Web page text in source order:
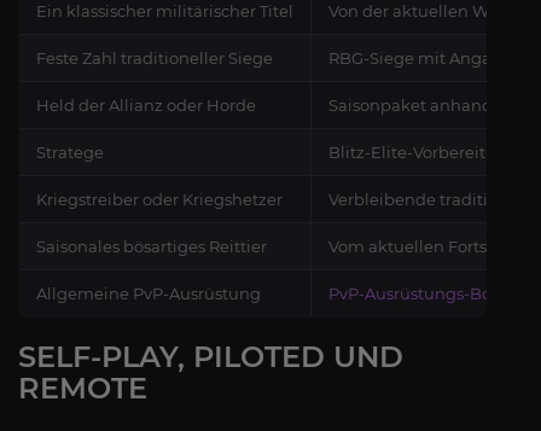
Ein klassischer militärischer Titel Von der aktuellen
Feste Zahl traditioneller Siege RBG-Siege mit Angabe
Held der Allianz oder Horde Saisonpaket anhand des
Stratege Blitz-Elite-Vorbereitung
Kriegstreiber oder Kriegshetzer Verbleibende traditionelle
Saisonales bösartiges Reittier Vom aktuellen
Allgemeine PvP-Ausrüstung PvP-Ausrüstungs-Boost
SELF-PLAY, PILOTED UND
REMOTE